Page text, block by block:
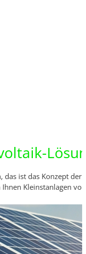
das ist das Konzept
Kleinstanlagen